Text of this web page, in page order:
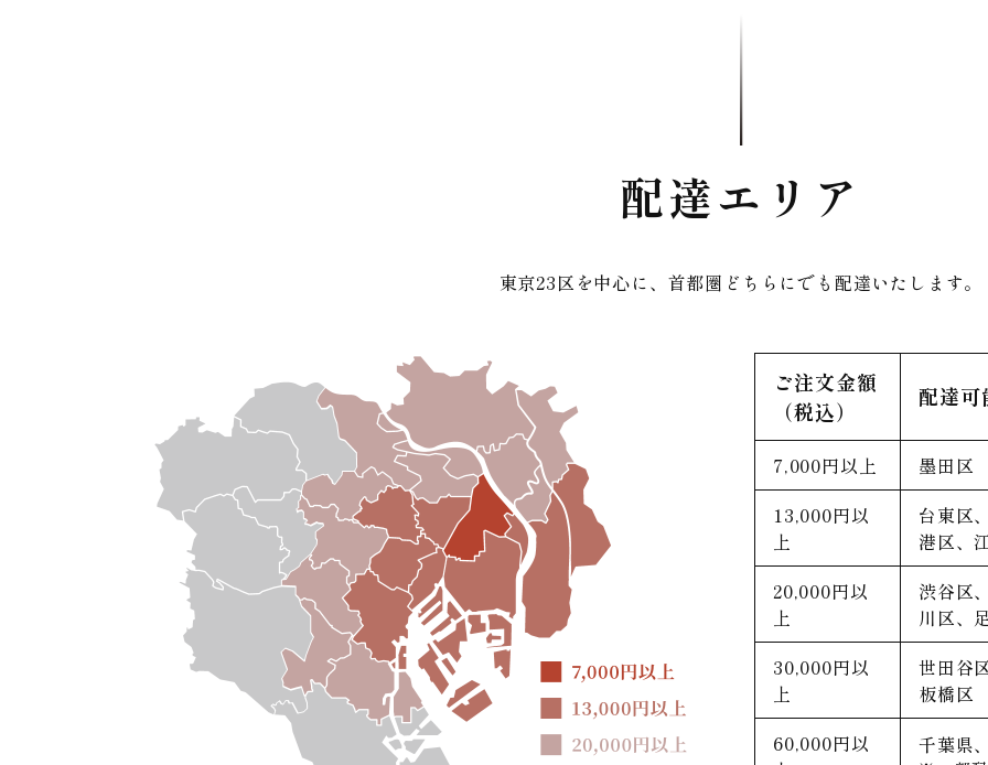
配達エリア
東京23区を中心に、首都圏どちらにでも配達いたします。
ご注文金額
（税込）
配達可
7,000円以上
墨田区
13,000円以
上
台東区
港区、
20,000円以
上
渋谷区
川区、
30,000円以
上
世田谷
板橋区
60,000円以
千葉県